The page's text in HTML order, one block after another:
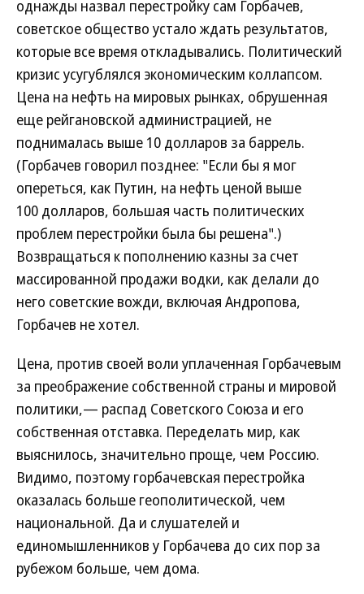
однажды назвал перестройку сам Горбачев,
советское общество устало ждать результатов,
которые все время откладывались. Политический
кризис усугублялся экономическим коллапсом.
Цена на нефть на мировых рынках, обрушенная
еще рейгановской администрацией, не
поднималась выше 10 долларов за баррель.
(Горбачев говорил позднее: "Если бы я мог
опереться, как Путин, на нефть ценой выше
100 долларов, большая часть политических
проблем перестройки была бы решена".)
Возвращаться к пополнению казны за счет
массированной продажи водки, как делали до
него советские вожди, включая Андропова,
Горбачев не хотел.
Цена, против своей воли уплаченная Горбачевым
за преображение собственной страны и мировой
политики,— распад Советского Союза и его
собственная отставка. Переделать мир, как
выяснилось, значительно проще, чем Россию.
Видимо, поэтому горбачевская перестройка
оказалась больше геополитической, чем
национальной. Да и слушателей и
единомышленников у Горбачева до сих пор за
рубежом больше, чем дома.